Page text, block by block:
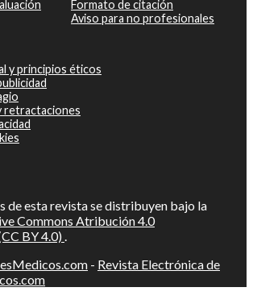
Formato de citación
Aviso para no profesionales
y principios éticos
retractaciones
de esta revista se distribuyen bajo la
Commons Atribución 4.0
BY 4.0) .
- Revista Electrónica de